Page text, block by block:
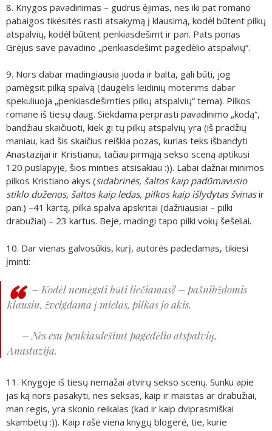
8. Knygos pavadinimas – gudrus ėjimas, nes iki pat romano
pabaigos tikėsitės rasti atsakymą į klausimą, kodėl būtent pilkų
atspalvių, kodėl būtent penkiasdešimt ir pan. Pats ponas
Grėjus save pavadino „penkiasdešimt pagedėlio atspalvių“.
9. Nors dabar madingiausia juoda ir balta, gali būti, jog
pamėgsit pilką spalvą (daugelis leidinių moterims dabar
spekuliuoja „penkiasdešimties pilkų atspalvių“ tema). Pilkos
romane iš tiesų daug. Siekdama perprasti pavadinimo „kodą“,
bandžiau skaičiuoti, kiek gi tų pilkų atspalvių yra (iš pradžių
maniau, kad šis skaičius reiškia pozas, kurias teks išbandyti
Anastazijai ir Kristianui, tačiau pirmąją sekso sceną aptikusi
120 puslapyje, šios minties atsisakiau :)). Labai dažnai minimos
pilkos Kristiano akys (sidabrinės, šaltos kaip padūmavusio
stiklo duženos, šaltos kaip ledas, pilkos kaip išlydytas švinasir
pan.) –41 kartą, pilka spalva apskritai (dažniausiai – pilki
drabužiai) – 23 kartus. Beje, madingi tapo pilki vokų šešėliai.
10. Dar vienas galvosūkis, kurį, autorės padedamas, tikiesi
įminti:
– Kodėl nemėgsti būti liečiamas? – pašnibždomis
klausiu, žvelgdama į mielas, pilkas jo akis.
– Nes esu penkiasdešimt pagedėlio atspalvių,
Anastazija.
11. Knygoje iš tiesų nemažai atvirų sekso scenų. Sunku apie
jas ką nors pasakyti, nes seksas, kaip ir maistas ar drabužiai,
man regis, yra skonio reikalas (kad ir kaip dviprasmiškai
skambėtų :)). Kaip rašė viena knygų blogerė, tie, kurie